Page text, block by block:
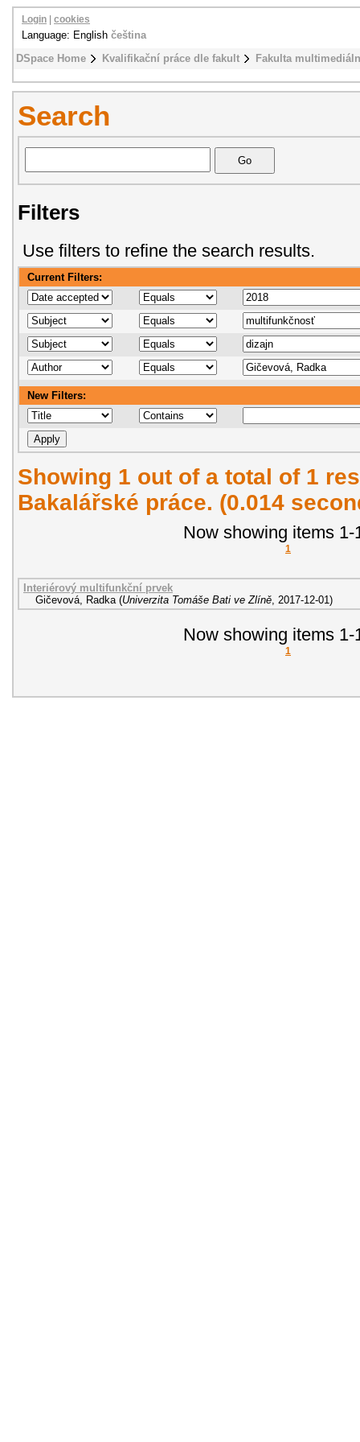
DSpace Home Kvalifikační práce dle fakult Fakulta
Login cookies
Language: English čeština
Search
Filters
Use filters to refine the search results.
Current Filters:
New Filters:
Showing 1 out of a total of 1
Bakalářské práce. (0.014
Now showing items 1-
1
Interiérový multifunkční prvek
Gičevová, Radka (Univerzita Tomáše Bati ve Zlíně, 2017-12-01)
Now showing items 1-
1